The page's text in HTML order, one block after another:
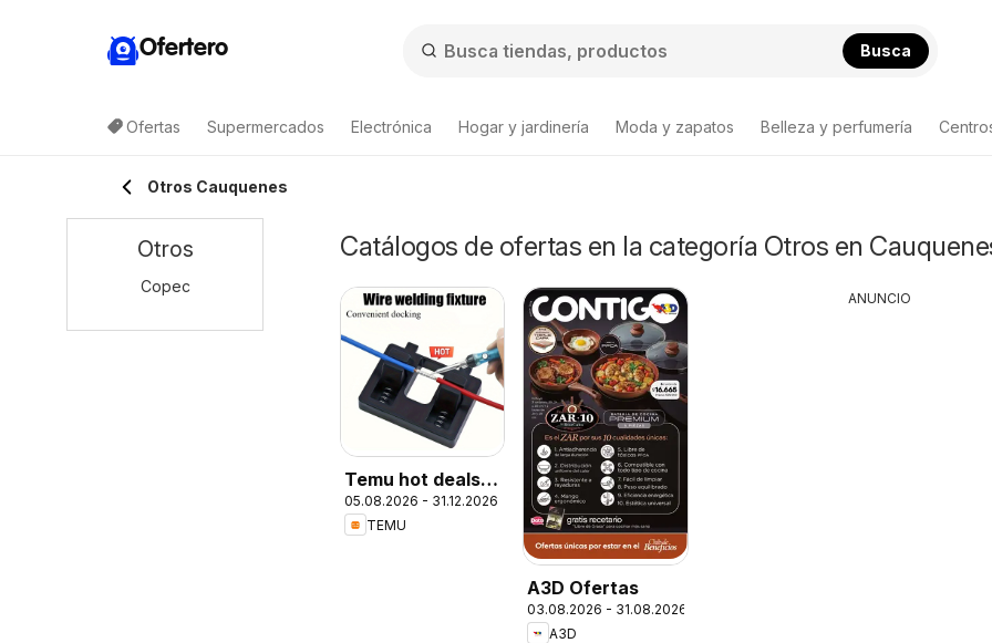
Ofertero Busca
Ofertas Supermercados Electrónica Hogar y jardinería Moda y zapatos Belleza y perfumería
Otros Cauquenes
Catálogos de ofertas en la categoría Otros en
Temu hot deals –
Chile
05.08.2026 - 31.12.2026
TEMU
A3D Ofertas
03.08.2026 - 31.08.2026
A3D
ANUNCIO
Otros
Copec